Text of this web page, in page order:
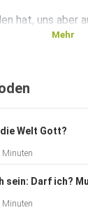
hat, uns aber
kannst du uns
Mehr
Welt Gott?
Minuten
Minuten